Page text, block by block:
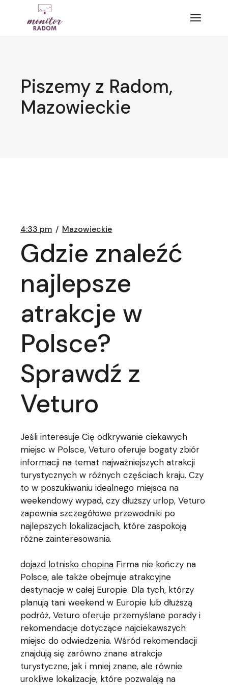
Piszemy z Radom,
Mazowieckie
4:33 pm Mazowieckie
Gdzie znaleźć
najlepsze
atrakcje w
Polsce?
Sprawdź z
Veturo
Jeśli interesuje Cię odkrywanie ciekawych
miejsc w Polsce, Veturo oferuje bogaty zbiór
informacji na temat najważniejszych atrakcji
turystycznych w różnych częściach kraju. Czy
to w poszukiwaniu idealnego miejsca na
weekendowy wypad, czy dłuższy urlop, Veturo
zapewnia szczegółowe przewodniki po
najlepszych lokalizacjach, które zaspokoją
różne zainteresowania.
dojazd lotnisko chopina Firma nie kończy na
Polsce, ale także obejmuje atrakcyjne
destynacje w całej Europie. Dla tych, którzy
planują tani weekend w Europie lub dłuższą
podróż, Veturo oferuje przemyślane porady i
rekomendacje dotyczące najciekawszych
miejsc do odwiedzenia. Wśród rekomendacji
znajdują się zarówno znane atrakcje
turystyczne, jak i mniej znane, ale równie
urokliwe lokalizacje, które pozwalają na